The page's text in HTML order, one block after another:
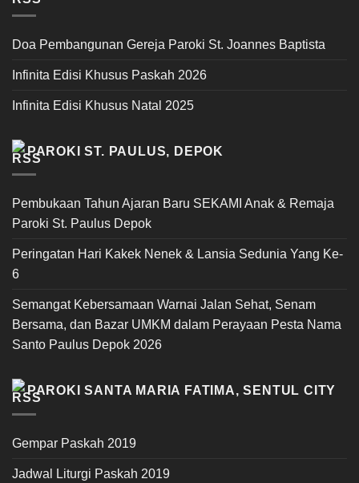
Doa Pembangunan Gereja Paroki St. Joannes Baptista
Infinita Edisi Khusus Paskah 2026
Infinita Edisi Khusus Natal 2025
PAROKI ST. PAULUS, DEPOK
Pembukaan Tahun Ajaran Baru SEKAMI Anak & Remaja
Paroki St. Paulus Depok
Peringatan Hari Kakek Nenek & Lansia Sedunia Yang Ke-
6
Semangat Kebersamaan Warnai Jalan Sehat, Senam
Bersama, dan Bazar UMKM dalam Perayaan Pesta Nama
Santo Paulus Depok 2026
PAROKI SANTA MARIA FATIMA, SENTUL CITY
Gempar Paskah 2019
Jadwal Liturgi Paskah 2019